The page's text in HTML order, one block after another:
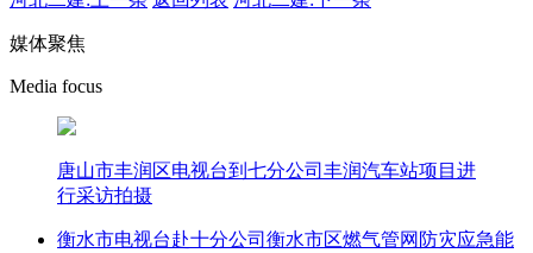
媒体聚焦
Media focus
唐山市丰润区电视台到七分公司丰润汽车站项目进
行采访拍摄
衡水市电视台赴十分公司衡水市区燃气管网防灾应急能